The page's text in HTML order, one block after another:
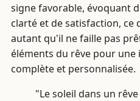
signe favorable, évoquant
clarté et de satisfaction, ce
autant qu'il ne faille pas
éléments du rêve pour
complète et personnalisée.
"Le soleil dans un